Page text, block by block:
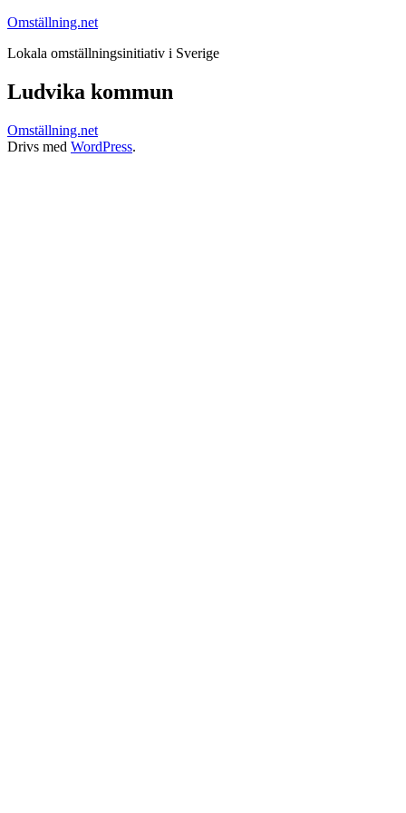
Hoppa
innehåll
Omställning.net
Lokala omställningsinitiativ i Sverige
Ludvika kommun
Omställning.net
Drivs med WordPress.